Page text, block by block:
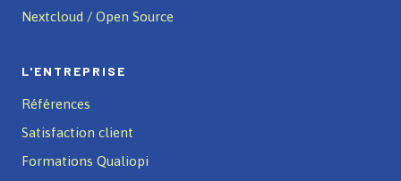
Nextcloud / Open Source
L'ENTREPRISE
Références
Satisfaction client
Formations Qualiopi